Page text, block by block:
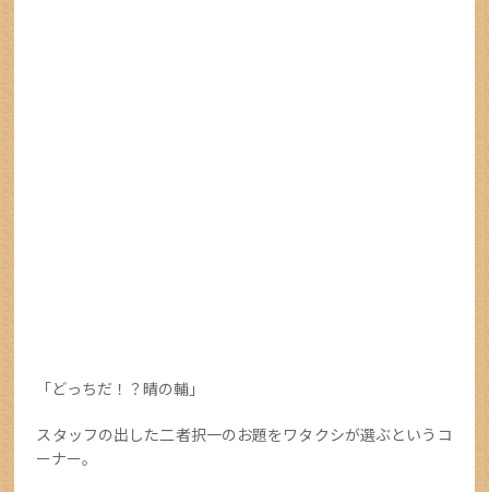
「どっちだ！？晴の輔」
スタッフの出した二者択一のお題をワタクシが選ぶというコ
ーナー。